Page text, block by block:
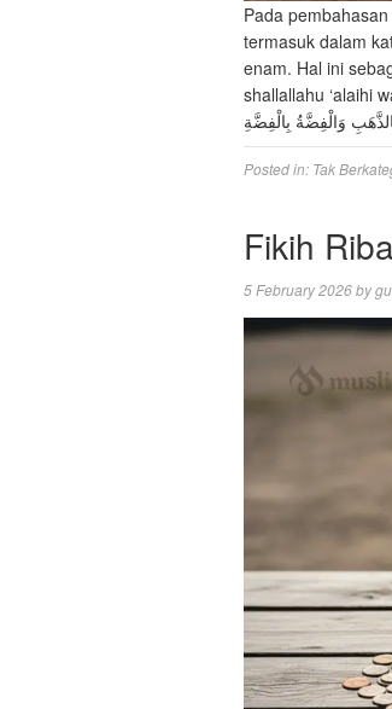
Pada
termasuk dalam
enam. Hal ini
shallallahu ‘alaihi
Posted in: Tak
Fikih
5 February 2026by